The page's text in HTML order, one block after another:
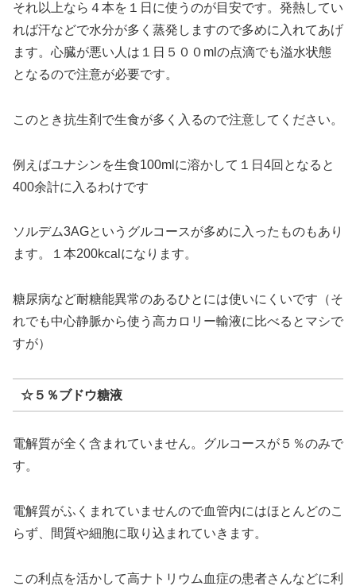
それ以上なら４本を１日に使うのが目安です。発熱してい
れば汗などで水分が多く蒸発しますので多めに入れてあげ
ます。心臓が悪い人は１日５００mlの点滴でも溢水状態
となるので注意が必要です。
このとき抗生剤で生食が多く入るので注意してください。
例えばユナシンを生食100mlに溶かして１日4回となると
400余計に入るわけです
ソルデム3AGというグルコースが多めに入ったものもあり
ます。１本200kcalになります。
糖尿病など耐糖能異常のあるひとには使いにくいです（そ
れでも中心静脈から使う高カロリー輸液に比べるとマシで
すが）
☆５％ブドウ糖液
電解質が全く含まれていません。グルコースが５％のみで
す。
電解質がふくまれていませんので血管内にはほとんどのこ
らず、間質や細胞に取り込まれていきます。
この利点を活かして高ナトリウム血症の患者さんなどに利